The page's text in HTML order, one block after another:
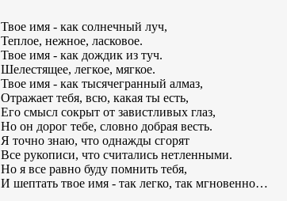
Твое имя - как солнечный луч,
Теплое, нежное, ласковое.
Твое имя - как дождик из туч.
Шелестящее, легкое, мягкое.
Твое имя - как тысячегранный алмаз,
Отражает тебя, всю, какая ты есть,
Его смысл сокрыт от завистливых глаз,
Но он дорог тебе, словно добрая весть.
Я точно знаю, что однажды сгорят
Все рукописи, что считались нетленными.
Но я все равно буду помнить тебя,
И шептать твое имя - так легко, так мгновенно…